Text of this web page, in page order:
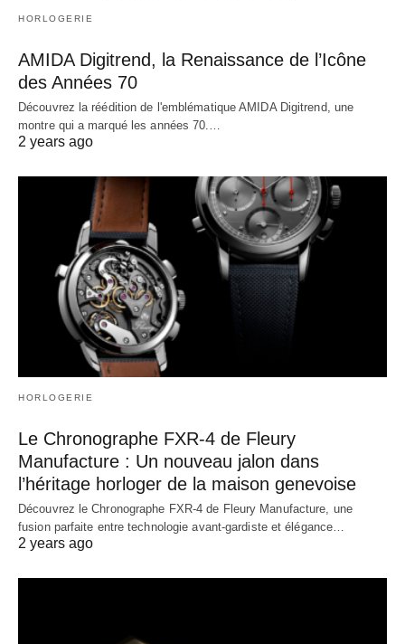
HORLOGERIE
AMIDA Digitrend, la Renaissance de l’Icône
des Années 70
Découvrez la réédition de l'emblématique AMIDA Digitrend, une
montre qui a marqué les années 70.…
2 years ago
HORLOGERIE
Le Chronographe FXR-4 de Fleury
Manufacture : Un nouveau jalon dans
l’héritage horloger de la maison genevoise
Découvrez le Chronographe FXR-4 de Fleury Manufacture, une
fusion parfaite entre technologie avant-gardiste et élégance…
2 years ago